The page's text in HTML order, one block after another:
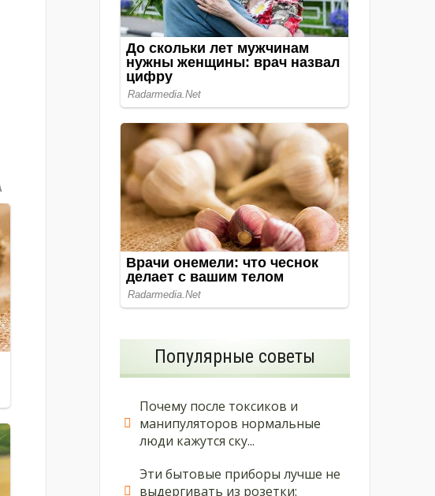
Популярные советы
Почему после токсиков и
манипуляторов нормальные
люди кажутся ску...
Эти бытовые приборы лучше не
выдергивать из розетки: